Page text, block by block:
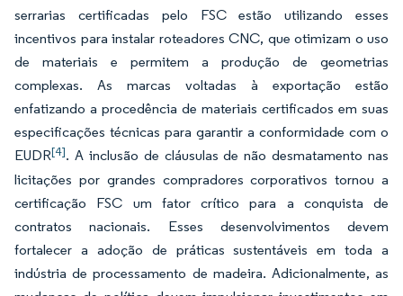
serrarias certificadas pelo FSC estão utilizando esses
incentivos para instalar roteadores CNC, que otimizam o uso
de materiais e permitem a produção de geometrias
complexas. As marcas voltadas à exportação estão
enfatizando a procedência de materiais certificados em suas
especificações técnicas para garantir a conformidade com o
EUDR[4]. A inclusão de cláusulas de não desmatamento nas
licitações por grandes compradores corporativos tornou a
certificação FSC um fator crítico para a conquista de
contratos nacionais. Esses desenvolvimentos devem
fortalecer a adoção de práticas sustentáveis em toda a
indústria de processamento de madeira. Adicionalmente, as